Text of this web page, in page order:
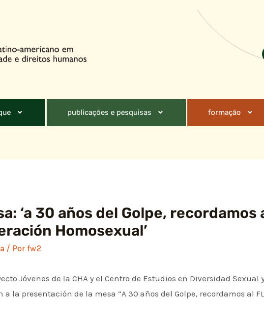
publicações e pesquisas formação
‘a 30 años del Golpe, recordamos
Homosexual’
/ Porfw2
Jóvenes de la CHA y el Centro de Estudios en Diversidad Sexual
a la presentación de la mesa “A 30 años del Golpe, recordamos al